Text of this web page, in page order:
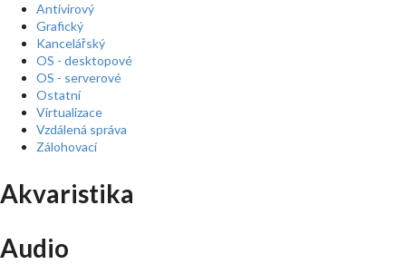
Antivirový
Grafický
Kancelářský
OS - desktopové
OS - serverové
Ostatní
Virtualizace
Vzdálená správa
Zálohovací
Akvaristika
Audio